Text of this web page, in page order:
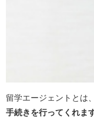
留学エージェントとは、
手続きを行ってくれます